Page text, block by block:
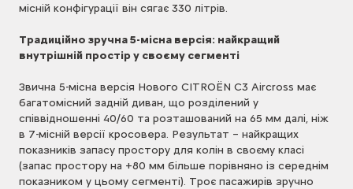
місній конфігурації він сягає 330 літрів.
Традиційно зручна 5-місна версія: найкращий
внутрішній простір у своєму сегменті
Звична 5-місна версія Нового CITROЁN C3 Aircross має
багатомісний задній диван, що розділений у
співвідношенні 40/60 та розташований на 65 мм далі, ніж
в 7-місній версії кросовера. Результат – найкращих
показників запасу простору для колін в своєму класі
(запас простору на +80 мм більше порівняно із середнім
показником у цьому сегменті). Троє пасажирів зручно